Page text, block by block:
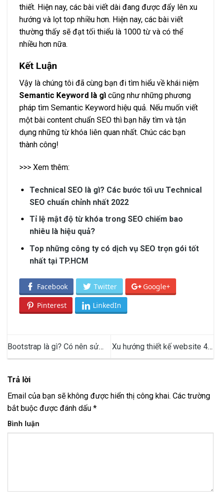
thiết. Hiện nay, các bài viết dài đang được đẩy lên xu
hướng và lọt top nhiều hơn. Hiện nay, các bài viết
thường thấy sẽ đạt tối thiểu là 1000 từ và có thể
nhiều hơn nữa.
Kết Luận
Vậy là chúng tôi đã cùng bạn đi tìm hiểu về khái niệm
Semantic Keyword là gì cũng như những phương
pháp tìm Semantic Keyword hiệu quả. Nếu muốn viết
một bài content chuẩn SEO thì bạn hãy tìm và tận
dụng những từ khóa liên quan nhất. Chúc các bạn
thành công!
>>> Xem thêm:
Technical SEO là gì? Các bước tối ưu Technical
SEO chuẩn chỉnh nhất 2022
Tỉ lệ mật độ từ khóa trong SEO chiếm bao
nhiêu là hiệu quả?
Top những công ty có dịch vụ SEO trọn gói tốt
nhất tại TP.HCM
Facebook Twitter Google+
Pinterest LinkedIn
Bootstrap là gì? Có nên sử
dụng Bootstrap để thiết kế
Xu hướng thiết kế website 4.0
là gì? Các xu hướng thiết kế
Trả lời
Email của bạn sẽ không được hiển thị công khai. Các trường
bắt buộc được đánh dấu *
Bình luận